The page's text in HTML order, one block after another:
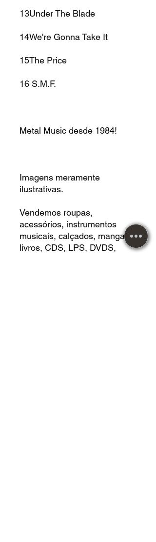
13Under The Blade
14We're Gonna Take It
15The Price
16 S.M.F.
Metal Music desde 1984!
Imagens meramente
ilustrativas.
Vendemos roupas,
acessórios, instrumentos
musicais, calçados, mangas,
livros, CDS, LPS, DVDS,